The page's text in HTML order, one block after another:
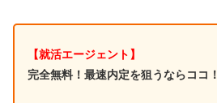
【就活エージェント】
完全無料！最速内定を狙うならココ！